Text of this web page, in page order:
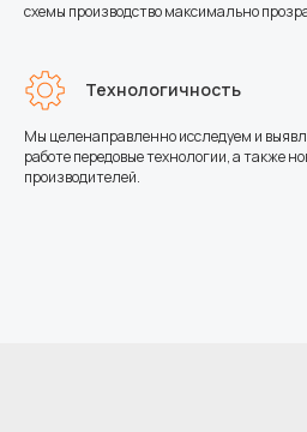
схемы производство максимально
Технологичность
Мы целенаправленно исследуем и
работе передовые технологии, а также
производителей.